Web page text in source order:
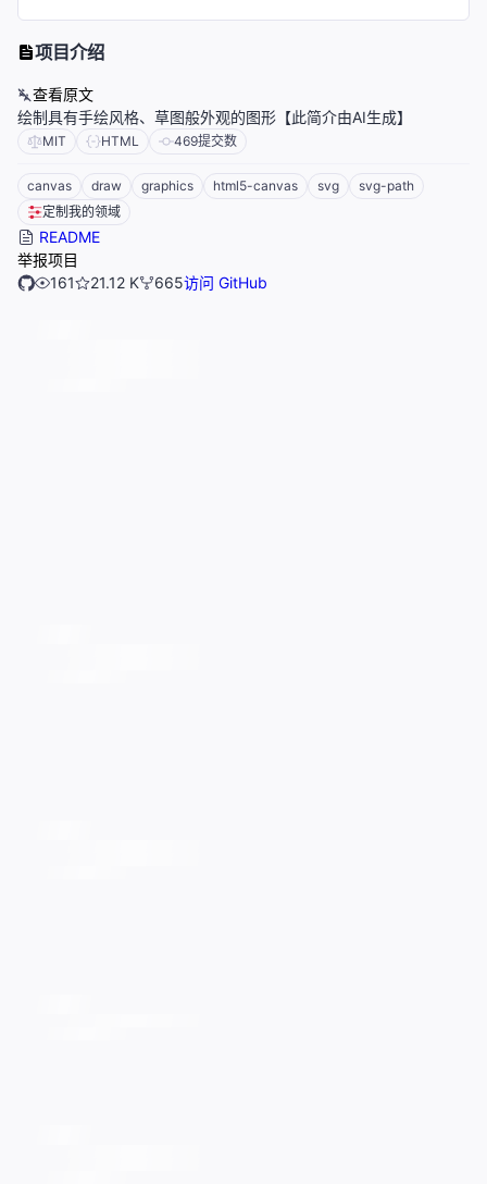
项目介绍
查看原文
绘制具有手绘风格、草图般外观的图形【此简介由AI生成】
MIT HTML 469提交数
canvas draw graphics html5-canvas svg
svg-path
定制我的领域
README
举报项目
161
21.12 K 665访问 GitHub